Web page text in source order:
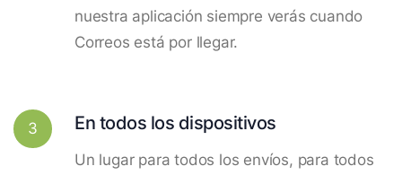
nuestra aplicación siempre verás cuando
Correos está por llegar.
3 En todos los dispositivos
Un lugar para todos los envíos, para todos